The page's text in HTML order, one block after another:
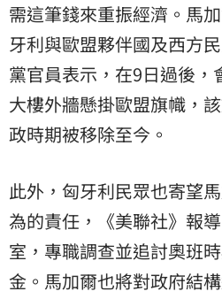
需這筆錢來重振經濟。馬
牙利與歐盟夥伴國及西方
黨官員表示，在9日過後，
大樓外牆懸掛歐盟旗幟，
政時期被移除至今。
此外，匈牙利民眾也寄望
為的責任，《美聯社》報
室，專職調查並追討奧班
金。馬加爾也將對政府結